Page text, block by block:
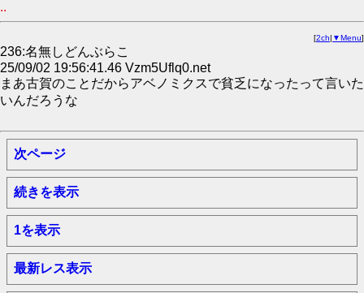
..
[2ch| ▼Menu]
236:名無しどんぶらこ
25/09/02 19:56:41.46 Vzm5Uflq0.net
まあ古賀のことだからアベノミクスで貧乏になったって言いた
いんだろうな
次ページ
続きを表示
1を表示
最新レス表示